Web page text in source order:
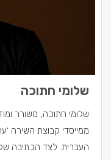
שלומי חתוכה
שלומי חתוכה, משורר
ממייסדי קבוצת השירה
העברית. לצד הכתיבה